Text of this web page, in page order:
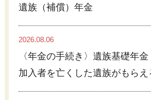
遺族（補償）年金
2026.08.06
〈年金の手続き〉遺族基礎年
加入者を亡くした遺族がもらえ
いて（フローチャート付）